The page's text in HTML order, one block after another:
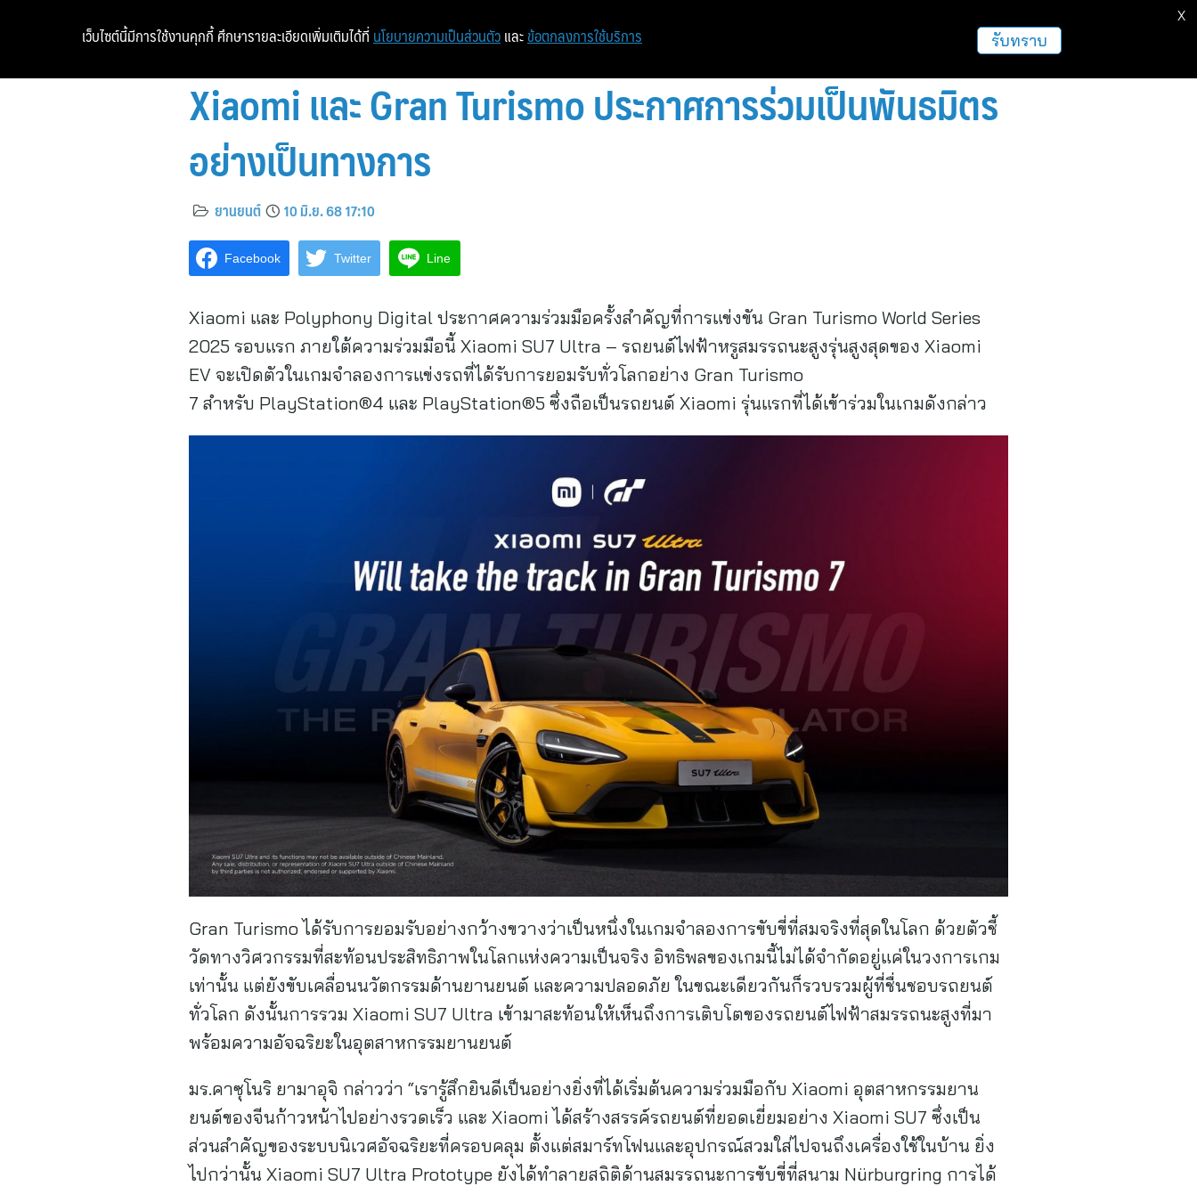
หน้าแรก ท่องเที่ยว ฝากข่าวประชาสัมพันธ์
Xiaomi และ Gran Turismo ประกาศการร่วมเป็นพันธมิตร
อย่างเป็นทางการ
ยานยนต์ 10 มิ.ย. 68 17:10
Facebook Twitter Line
Xiaomi และ Polyphony Digital ประกาศความร่วมมือครั้งสำคัญที่การแข่งขัน Gran Turismo World Series
2025 รอบแรก ภายใต้ความร่วมมือนี้ Xiaomi SU7 Ultra – รถยนต์ไฟฟ้าหรูสมรรถนะสูงรุ่นสูงสุดของ Xiaomi
EV จะเปิดตัวในเกมจำลองการแข่งรถที่ได้รับการยอมรับทั่วโลกอย่าง Gran Turismo
7 สำหรับ PlayStation®4 และ PlayStation®5 ซึ่งถือเป็นรถยนต์ Xiaomi รุ่นแรกที่ได้เข้าร่วมในเกมดังกล่าว
Gran Turismo ได้รับการยอมรับอย่างกว้างขวางว่าเป็นหนึ่งในเกมจำลองการขับขี่ที่สมจริงที่สุดในโลก ด้วยตัวชี้
วัดทางวิศวกรรมที่สะท้อนประสิทธิภาพในโลกแห่งความเป็นจริง อิทธิพลของเกมนี้ไม่ได้จำกัดอยู่แค่ในวงการเกม
เท่านั้น แต่ยังขับเคลื่อนนวัตกรรมด้านยานยนต์ และความปลอดภัย ในขณะเดียวกันก็รวบรวมผู้ที่ชื่นชอบรถยนต์
ทั่วโลก ดังนั้นการรวม Xiaomi SU7 Ultra เข้ามาสะท้อนให้เห็นถึงการเติบโตของรถยนต์ไฟฟ้าสมรรถนะสูงที่มา
พร้อมความอัจฉริยะในอุตสาหกรรมยานยนต์
มร.คาซุโนริ ยามาอุจิ กล่าวว่า “เรารู้สึกยินดีเป็นอย่างยิ่งที่ได้เริ่มต้นความร่วมมือกับ Xiaomi อุตสาหกรรมยาน
ยนต์ของจีนก้าวหน้าไปอย่างรวดเร็ว และ Xiaomi ได้สร้างสรรค์รถยนต์ที่ยอดเยี่ยมอย่าง Xiaomi SU7 ซึ่งเป็น
ส่วนสำคัญของระบบนิเวศอัจฉริยะที่ครอบคลุม ตั้งแต่สมาร์ทโฟนและอุปกรณ์สวมใส่ไปจนถึงเครื่องใช้ในบ้าน ยิ่ง
ไปกว่านั้น Xiaomi SU7 Ultra Prototype ยังได้ทำลายสถิติด้านสมรรถนะการขับขี่ที่สนาม Nürburgring การได้
เว็บไซต์นี้มีการใช้งานคุกกี้ ศึกษารายละเอียดเพิ่มเติมได้ที่ นโยบายความเป็นส่วนตัว และ ข้อตกลงการใช้บริการ รับทราบ
X